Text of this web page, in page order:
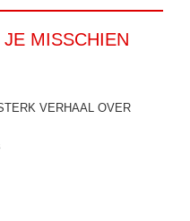
MISSCHIEN
VERHAAL OVER